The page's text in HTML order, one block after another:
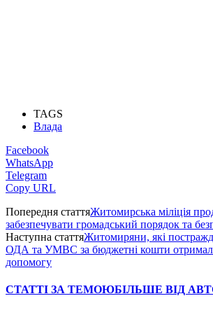
TAGS
Влада
Facebook
WhatsApp
Telegram
Copy URL
Попередня статтяЖитомирська міліція
забезпечувати громадський порядок та
Наступна статтяЖитомиряни, які
ОДА та УМВС за бюджетні кошти
допомогу
СТАТТІ ЗА ТЕМОЮБІЛЬШЕ ВІД